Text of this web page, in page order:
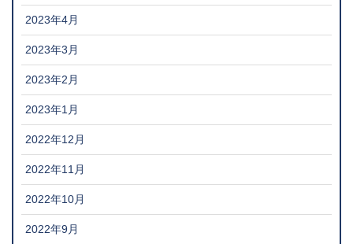
2023年4月
2023年3月
2023年2月
2023年1月
2022年12月
2022年11月
2022年10月
2022年9月